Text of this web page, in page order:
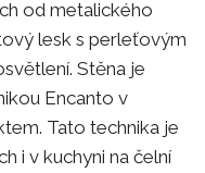
od metalického
lesk s perleťovým
Stěna je
Encanto v
Tato technika je
i v kuchyni na čelní